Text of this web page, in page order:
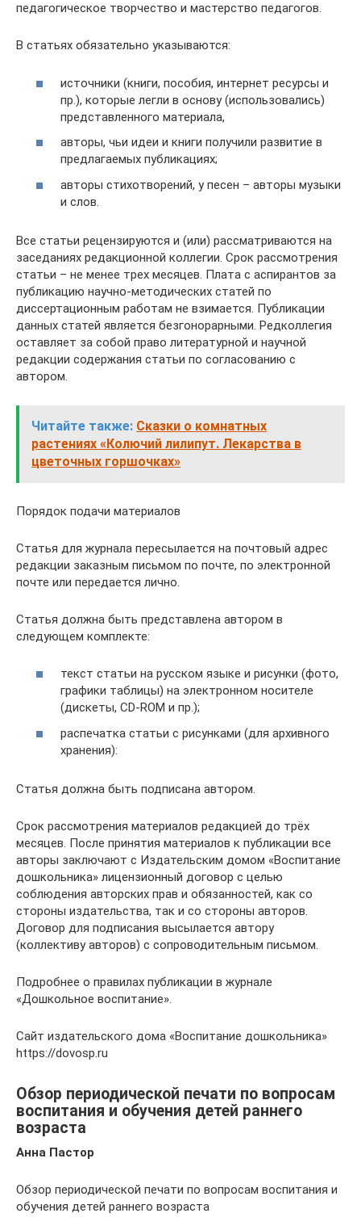
педагогическое творчество и мастерство педагогов.
В статьях обязательно указываются:
источники (книги, пособия, интернет ресурсы и
пр.), которые легли в основу (использовались)
представленного материала,
авторы, чьи идеи и книги получили развитие в
предлагаемых публикациях;
авторы стихотворений, у песен – авторы музыки
и слов.
Все статьи рецензируются и (или) рассматриваются на
заседаниях редакционной коллегии. Срок рассмотрения
статьи – не менее трех месяцев. Плата с аспирантов за
публикацию научно-методических статей по
диссертационным работам не взимается. Публикации
данных статей является безгонорарными. Редколлегия
оставляет за собой право литературной и научной
редакции содержания статьи по согласованию с
автором.
Читайте также: Сказки о комнатных
растениях «Колючий лилипут. Лекарства в
цветочных горшочках»
Порядок подачи материалов
Статья для журнала пересылается на почтовый адрес
редакции заказным письмом по почте, по электронной
почте или передается лично.
Статья должна быть представлена автором в
следующем комплекте:
текст статьи на русском языке и рисунки (фото,
графики таблицы) на электронном носителе
(дискеты, CD-ROM и пр.);
распечатка статьи с рисунками (для архивного
хранения):
Статья должна быть подписана автором.
Срок рассмотрения материалов редакцией до трёх
месяцев. После принятия материалов к публикации все
авторы заключают с Издательским домом «Воспитание
дошкольника» лицензионный договор с целью
соблюдения авторских прав и обязанностей, как со
стороны издательства, так и со стороны авторов.
Договор для подписания высылается автору
(коллективу авторов) с сопроводительным письмом.
Подробнее о правилах публикации в журнале
«Дошкольное воспитание».
Сайт издательского дома «Воспитание дошкольника»
https://dovosp.ru
Обзор периодической печати по вопросам
воспитания и обучения детей раннего
возраста
Анна Пастор
Обзор периодической печати по вопросам воспитания и
обучения детей раннего возраста